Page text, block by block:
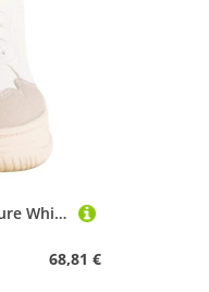
Pikeur Sneaker Athleisure White Memory Foam Innensohle FS 2025 (40)
68,81 €